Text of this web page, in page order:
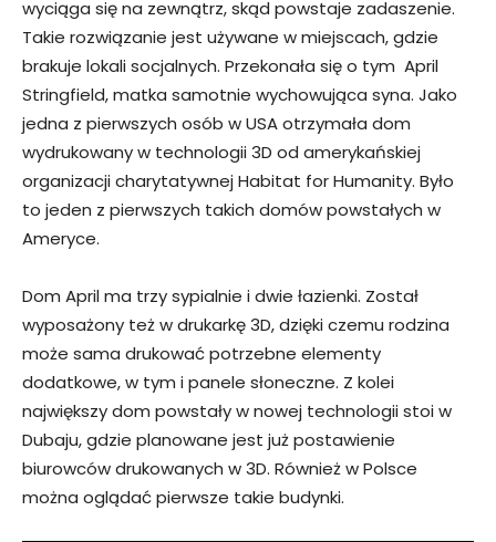
wyciąga się na zewnątrz, skąd powstaje zadaszenie.
Takie rozwiązanie jest używane w miejscach, gdzie
brakuje lokali socjalnych. Przekonała się o tym April
Stringfield, matka samotnie wychowująca syna. Jako
jedna z pierwszych osób w USA otrzymała dom
wydrukowany w technologii 3D od amerykańskiej
organizacji charytatywnej Habitat for Humanity. Było
to jeden z pierwszych takich domów powstałych w
Ameryce.
Dom April ma trzy sypialnie i dwie łazienki. Został
wyposażony też w drukarkę 3D, dzięki czemu rodzina
może sama drukować potrzebne elementy
dodatkowe, w tym i panele słoneczne. Z kolei
największy dom powstały w nowej technologii stoi w
Dubaju, gdzie planowane jest już postawienie
biurowców drukowanych w 3D. Również w Polsce
można oglądać pierwsze takie budynki.